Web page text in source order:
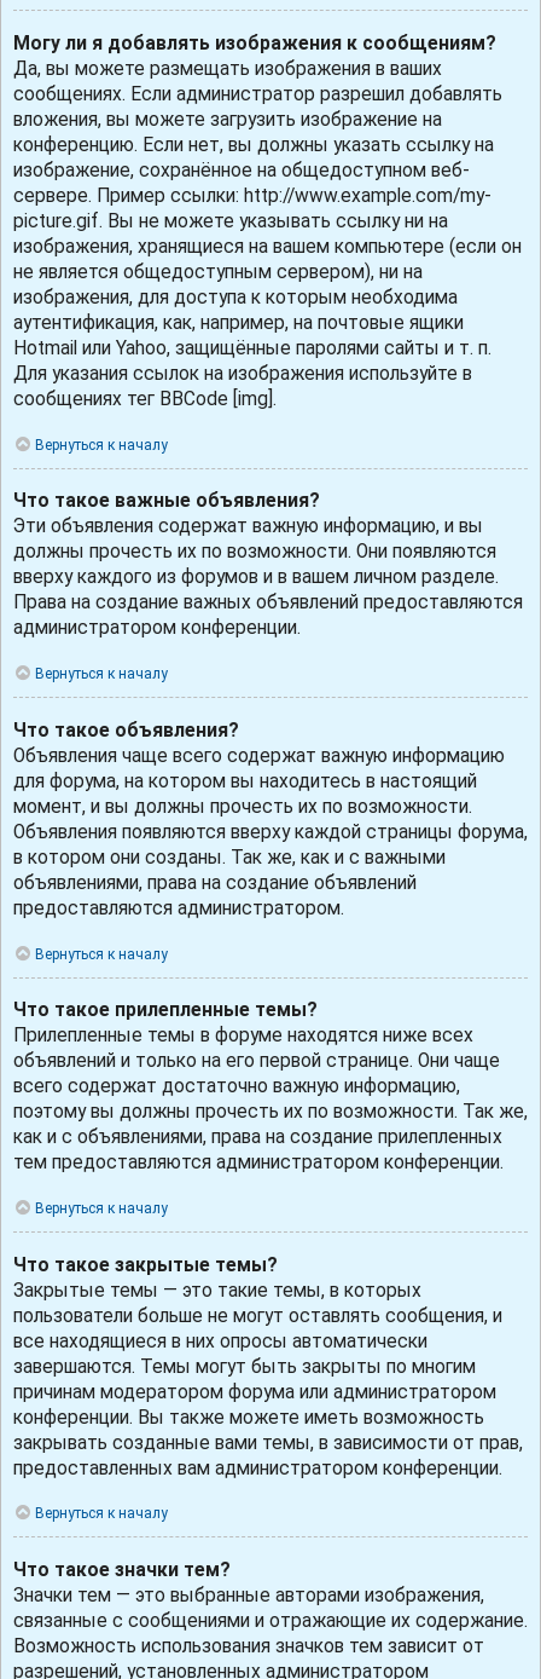
Могу ли я добавлять изображения к сообщениям?
Да, вы можете размещать изображения в ваших
сообщениях. Если администратор разрешил добавлять
вложения, вы можете загрузить изображение на
конференцию. Если нет, вы должны указать ссылку на
изображение, сохранённое на общедоступном веб-
сервере. Пример ссылки: http://www.example.com/my-
picture.gif. Вы не можете указывать ссылку ни на
изображения, хранящиеся на вашем компьютере (если он
не является общедоступным сервером), ни на
изображения, для доступа к которым необходима
аутентификация, как, например, на почтовые ящики
Hotmail или Yahoo, защищённые паролями сайты и т. п.
Для указания ссылок на изображения используйте в
сообщениях тег BBCode [img].
Вернуться к началу
Что такое важные объявления?
Эти объявления содержат важную информацию, и вы
должны прочесть их по возможности. Они появляются
вверху каждого из форумов и в вашем личном разделе.
Права на создание важных объявлений предоставляются
администратором конференции.
Вернуться к началу
Что такое объявления?
Объявления чаще всего содержат важную информацию
для форума, на котором вы находитесь в настоящий
момент, и вы должны прочесть их по возможности.
Объявления появляются вверху каждой страницы форума,
в котором они созданы. Так же, как и с важными
объявлениями, права на создание объявлений
предоставляются администратором.
Вернуться к началу
Что такое прилепленные темы?
Прилепленные темы в форуме находятся ниже всех
объявлений и только на его первой странице. Они чаще
всего содержат достаточно важную информацию,
поэтому вы должны прочесть их по возможности. Так же,
как и с объявлениями, права на создание прилепленных
тем предоставляются администратором конференции.
Вернуться к началу
Что такое закрытые темы?
Закрытые темы — это такие темы, в которых
пользователи больше не могут оставлять сообщения, и
все находящиеся в них опросы автоматически
завершаются. Темы могут быть закрыты по многим
причинам модератором форума или администратором
конференции. Вы также можете иметь возможность
закрывать созданные вами темы, в зависимости от прав,
предоставленных вам администратором конференции.
Вернуться к началу
Что такое значки тем?
Значки тем — это выбранные авторами изображения,
связанные с сообщениями и отражающие их содержание.
Возможность использования значков тем зависит от
разрешений, установленных администратором